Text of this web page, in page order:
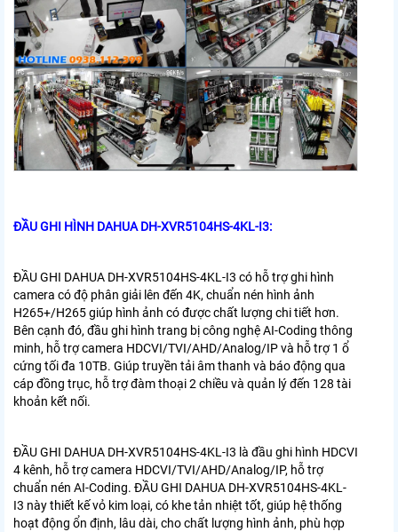
ĐẦU GHI HÌNH DAHUA DH-XVR5104HS-4KL-I3:
ĐẦU GHI DAHUA DH-XVR5104HS-4KL-I3 có hỗ trợ ghi hình
camera có độ phân giải lên đến 4K, chuẩn nén hình ảnh
H265+/H265 giúp hình ảnh có được chất lượng chi tiết hơn.
Bên cạnh đó, đầu ghi hình trang bị công nghệ AI-Coding thông
minh, hỗ trợ camera HDCVI/TVI/AHD/Analog/IP và hỗ trợ 1 ổ
cứng tối đa 10TB. Giúp truyền tải âm thanh và báo động qua
cáp đồng trục, hỗ trợ đàm thoại 2 chiều và quản lý đến 128 tài
khoản kết nối.
ĐẦU GHI DAHUA DH-XVR5104HS-4KL-I3 là đầu ghi hình HDCVI
4 kênh, hỗ trợ camera HDCVI/TVI/AHD/Analog/IP, hỗ trợ
chuẩn nén AI-Coding. ĐẦU GHI DAHUA DH-XVR5104HS-4KL-
I3 này thiết kế vỏ kim loại, có khe tản nhiệt tốt, giúp hệ thống
hoạt động ổn định, lâu dài, cho chất lượng hình ảnh, phù hợp